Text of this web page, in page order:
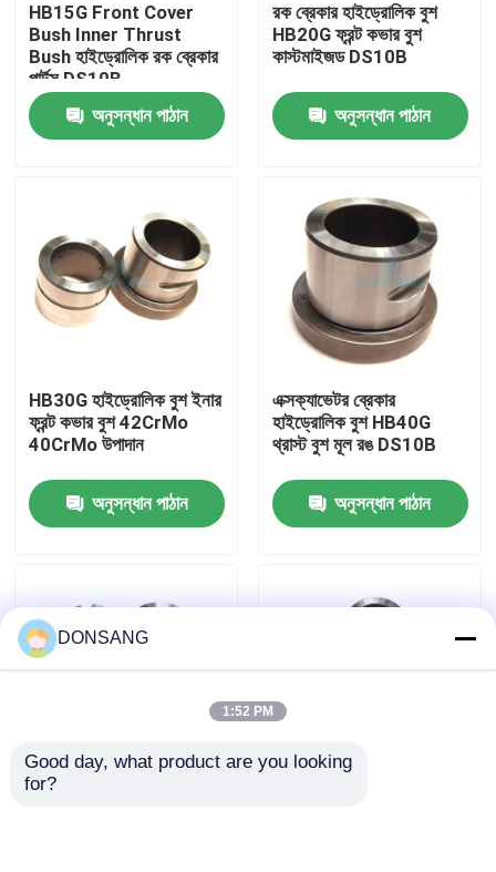
পণ্য
আমাদের সম্পর্কে
কারখানা ভ্রমণ
যোগাযোগ করুন
হাইড্রোলিক রক ব্রেকার
HB15G Front Cover
Bush Inner Thrust
Bush হাইড্রোলিক রক ব্রেকার
পার্টস DS10B
অনুসন্ধান পাঠান
রক ব্রেকার হাইড্রোলিক বুশ
HB20G ফ্রন্ট কভার বুশ
কাস্টমাইজড DS10B
অনুসন্ধান পাঠান
HB30G হাইড্রোলিক বুশ ইনার
ফ্রন্ট কভার বুশ 42CrMo
40CrMo উপাদান
অনুসন্ধান পাঠান
এক্সক্যাভেটর ব্রেকার
হাইড্রোলিক বুশ HB40G
থ্রাস্ট বুশ মূল রঙ DS10B
অনুসন্ধান পাঠান
HB50G ফ্রন্ট কভার
DONSANG
1:52 PM
Good day, what product are you looking
for?